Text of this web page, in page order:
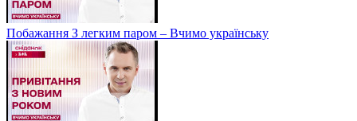
Побажання З легким паром – Вчимо українську